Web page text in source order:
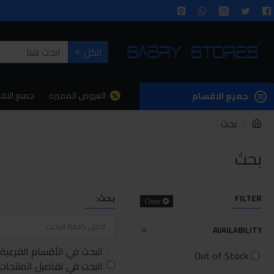
الكل
جميع الاقسام العروض المميزه جميع
بحث
بحث
FILTER
Clear
AVAILABILITY
Out of Stock
بحث:
البحث في الأقسام الفرعية
البحث في تفاصيل